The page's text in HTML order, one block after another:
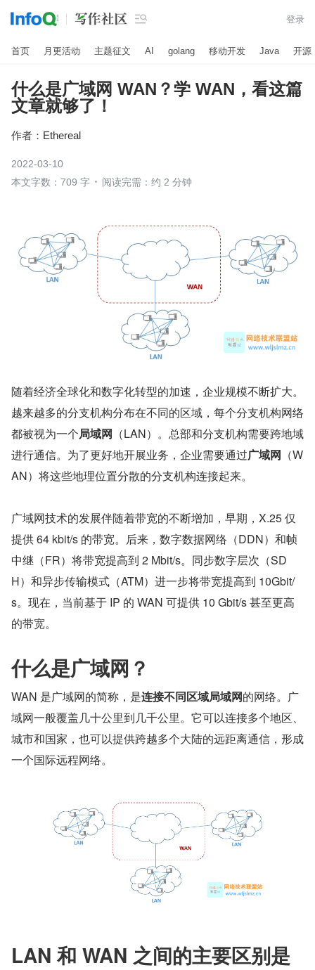
 登录
首页 月更活动 主题征文 AI golang 移动开发 Java 开源
什么是广域网 WAN？学 WAN，看这篇
文章就够了！
作者： Ethereal
2022-03-10
本文字数：709 字
阅读完需：约 2 分钟
随着经济全球化和数字化转型的加速，企业规模不断扩大。
越来越多的分支机构分布在不同的区域，每个分支机构网络
都被视为一个局域网 （LAN）。总部和分支机构需要跨地域
进行通信。为了更好地开展业务，企业需要通过广域网 （W
AN）将这些地理位置分散的分支机构连接起来。
广域网技术的发展伴随着带宽的不断增加，早期，X.25 仅
提供 64 kbit/s 的带宽。后来，数字数据网络（DDN）和帧
中继（FR）将带宽提高到 2 Mbit/s。同步数字层次（SD
H）和异步传输模式（ATM）进一步将带宽提高到 10Gbit/
s。现在，当前基于 IP 的 WAN 可提供 10 Gbit/s 甚至更高
的带宽。
什么是广域网？
WAN 是广域网的简称，是连接不同区域局域网的网络。广
域网一般覆盖几十公里到几千公里。它可以连接多个地区、
城市和国家，也可以提供跨越多个大陆的远距离通信，形成
一个国际远程网络。
LAN 和 WAN 之间的主要区别是